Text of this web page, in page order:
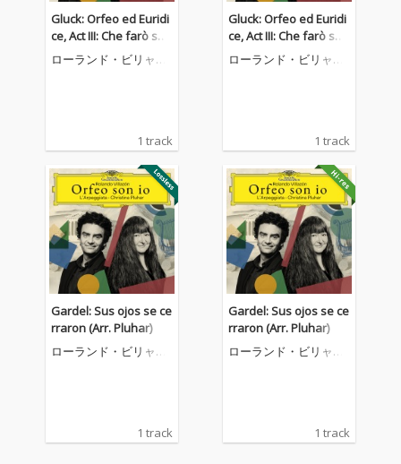
Gluck: Orfeo ed Euridi
ce, Act III: Che farò sen
za Euridice? (Arr. Pluh
ローランド・ビリャソ
1 track
Gluck: Orfeo ed Euridi
ce, Act III: Che farò sen
za Euridice? (Arr. Pluh
ローランド・ビリャソ
1 track
Gardel: Sus ojos se ce
rraron (Arr. Pluhar)
ローランド・ビリャソ
1 track
Gardel: Sus ojos se ce
rraron (Arr. Pluhar)
ローランド・ビリャソ
1 track